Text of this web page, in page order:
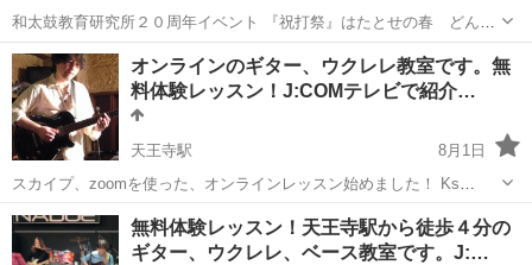
和太鼓教育研究所２０周年イベント 『祝打祭』はたとせの春 どん
パ！４０ 開催 いよいよ迫ってきました！ 和太鼓と篠笛の演奏を通し
て人とひとがつながる 人の輪を楽しみ エネルギーを感じ合う 元気と
希望を持って明日からの生活に...
大阪 八尾市 和太鼓
オンラインのギター、ウクレレ教室です。無
料体験レッスン！J:COMテレビで紹介…
天王寺駅
8月1日
スカイプ、zoomを使った、オンラインレッスン始めました！ Ks
Music Labでは、全くの初心者からプロ指向の方まで、ロック、ポップ
ス、ジャズ、ボサノヴァなどあらゆるジャンルを、すべてのレベルで
学べます。 アコース...
大阪 大阪市 天王寺駅 オンライン
無料体験レッスン！天王寺駅から徒歩４分の
ギター、ウクレレ、ベース教室です。J:…